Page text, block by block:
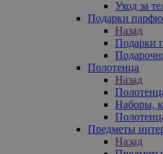
Уход за
Подарки
Назад
Подарки
Полотенца
Назад
Наборы,
Предметы
Назад